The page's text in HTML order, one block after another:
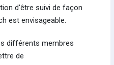
d'être suivi de façon
est envisageable.
différents membres
de